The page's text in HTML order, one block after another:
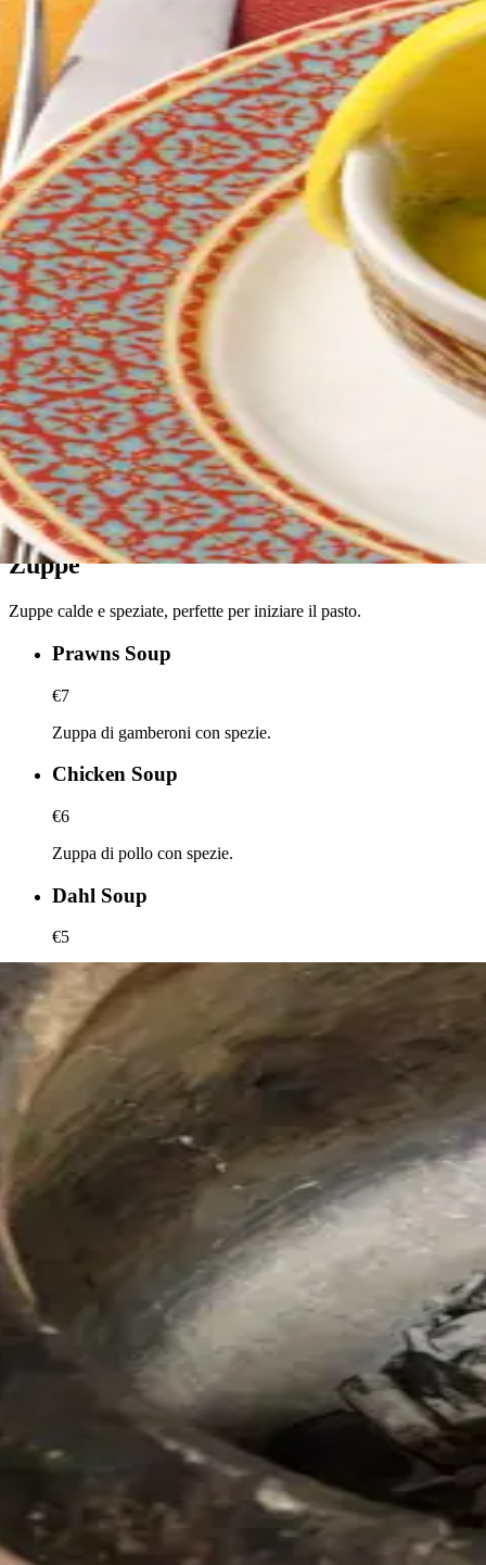
Zuppe
Zuppe calde e speziate, perfette per iniziare il pasto.
Prawns Soup
€7
Zuppa di gamberoni con spezie.
Chicken Soup
€6
Zuppa di pollo con spezie.
Dahl Soup
€5
Zuppa di lenticchie.